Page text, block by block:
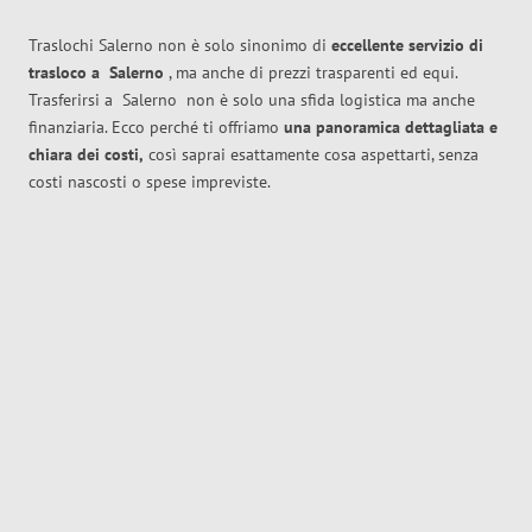
Traslochi Salerno non è solo sinonimo di eccellente servizio di
trasloco a Salerno , ma anche di prezzi trasparenti ed equi.
Trasferirsi a Salerno non è solo una sfida logistica ma anche
finanziaria. Ecco perché ti offriamo una panoramica dettagliata e
chiara dei costi, così saprai esattamente cosa aspettarti, senza
costi nascosti o spese impreviste.